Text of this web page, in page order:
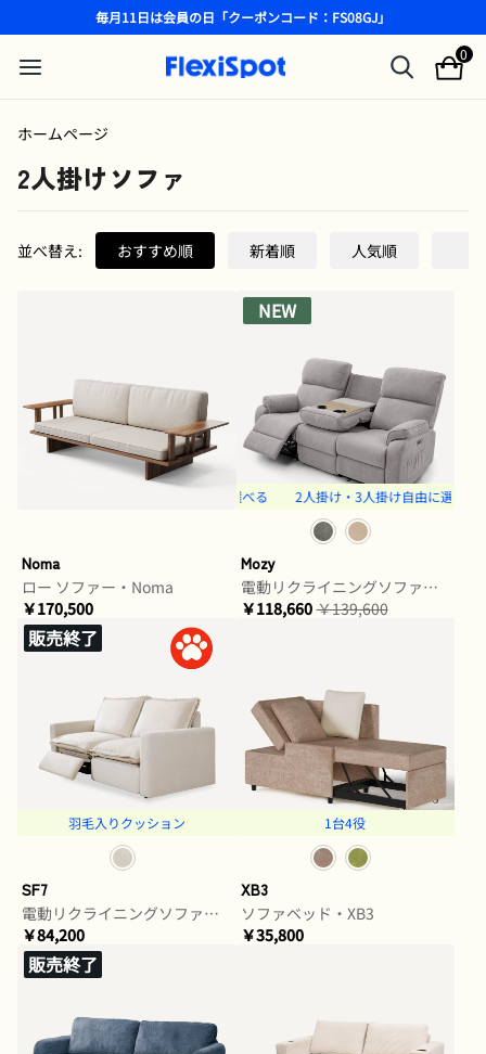
毎月11日は会員の日「クーポンコード：FS08GJ」
0
ホームページ
2人掛けソファ
並べ替え: おすすめ順 新着順 人気順
Noma
ロー ソファー・Noma
￥170,500
NEW
2人掛け・3人掛け自由に選べる 2人掛け・3人掛け自由に選べる
Mozy
電動リクライニングソファ・Mozy
￥118,660 ￥139,600
販売終了
羽毛入りクッション
SF7
電動リクライニングソファ・SF7
￥84,200
1台4役
XB3
ソファベッド・XB3
￥35,800
販売終了